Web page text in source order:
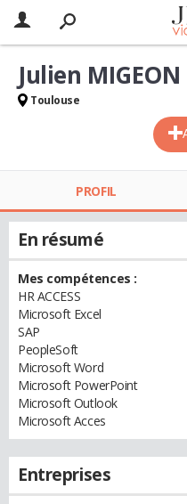
Julien MIGEON
Toulouse
PROFIL
En résumé
Mes compétences :
HR ACCESS
Microsoft Excel
SAP
PeopleSoft
Microsoft Word
Microsoft PowerPoint
Microsoft Outlook
Microsoft Acces
Entreprises